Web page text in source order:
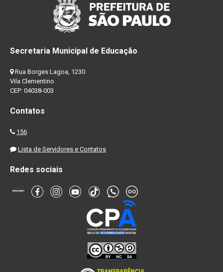
Secretaria Municipal de Educação
Rua Borges Lagoa, 1230
Vila Clementino
CEP: 04038-003
Contatos
156
Lista de Servidores e Contatos
Redes sociais